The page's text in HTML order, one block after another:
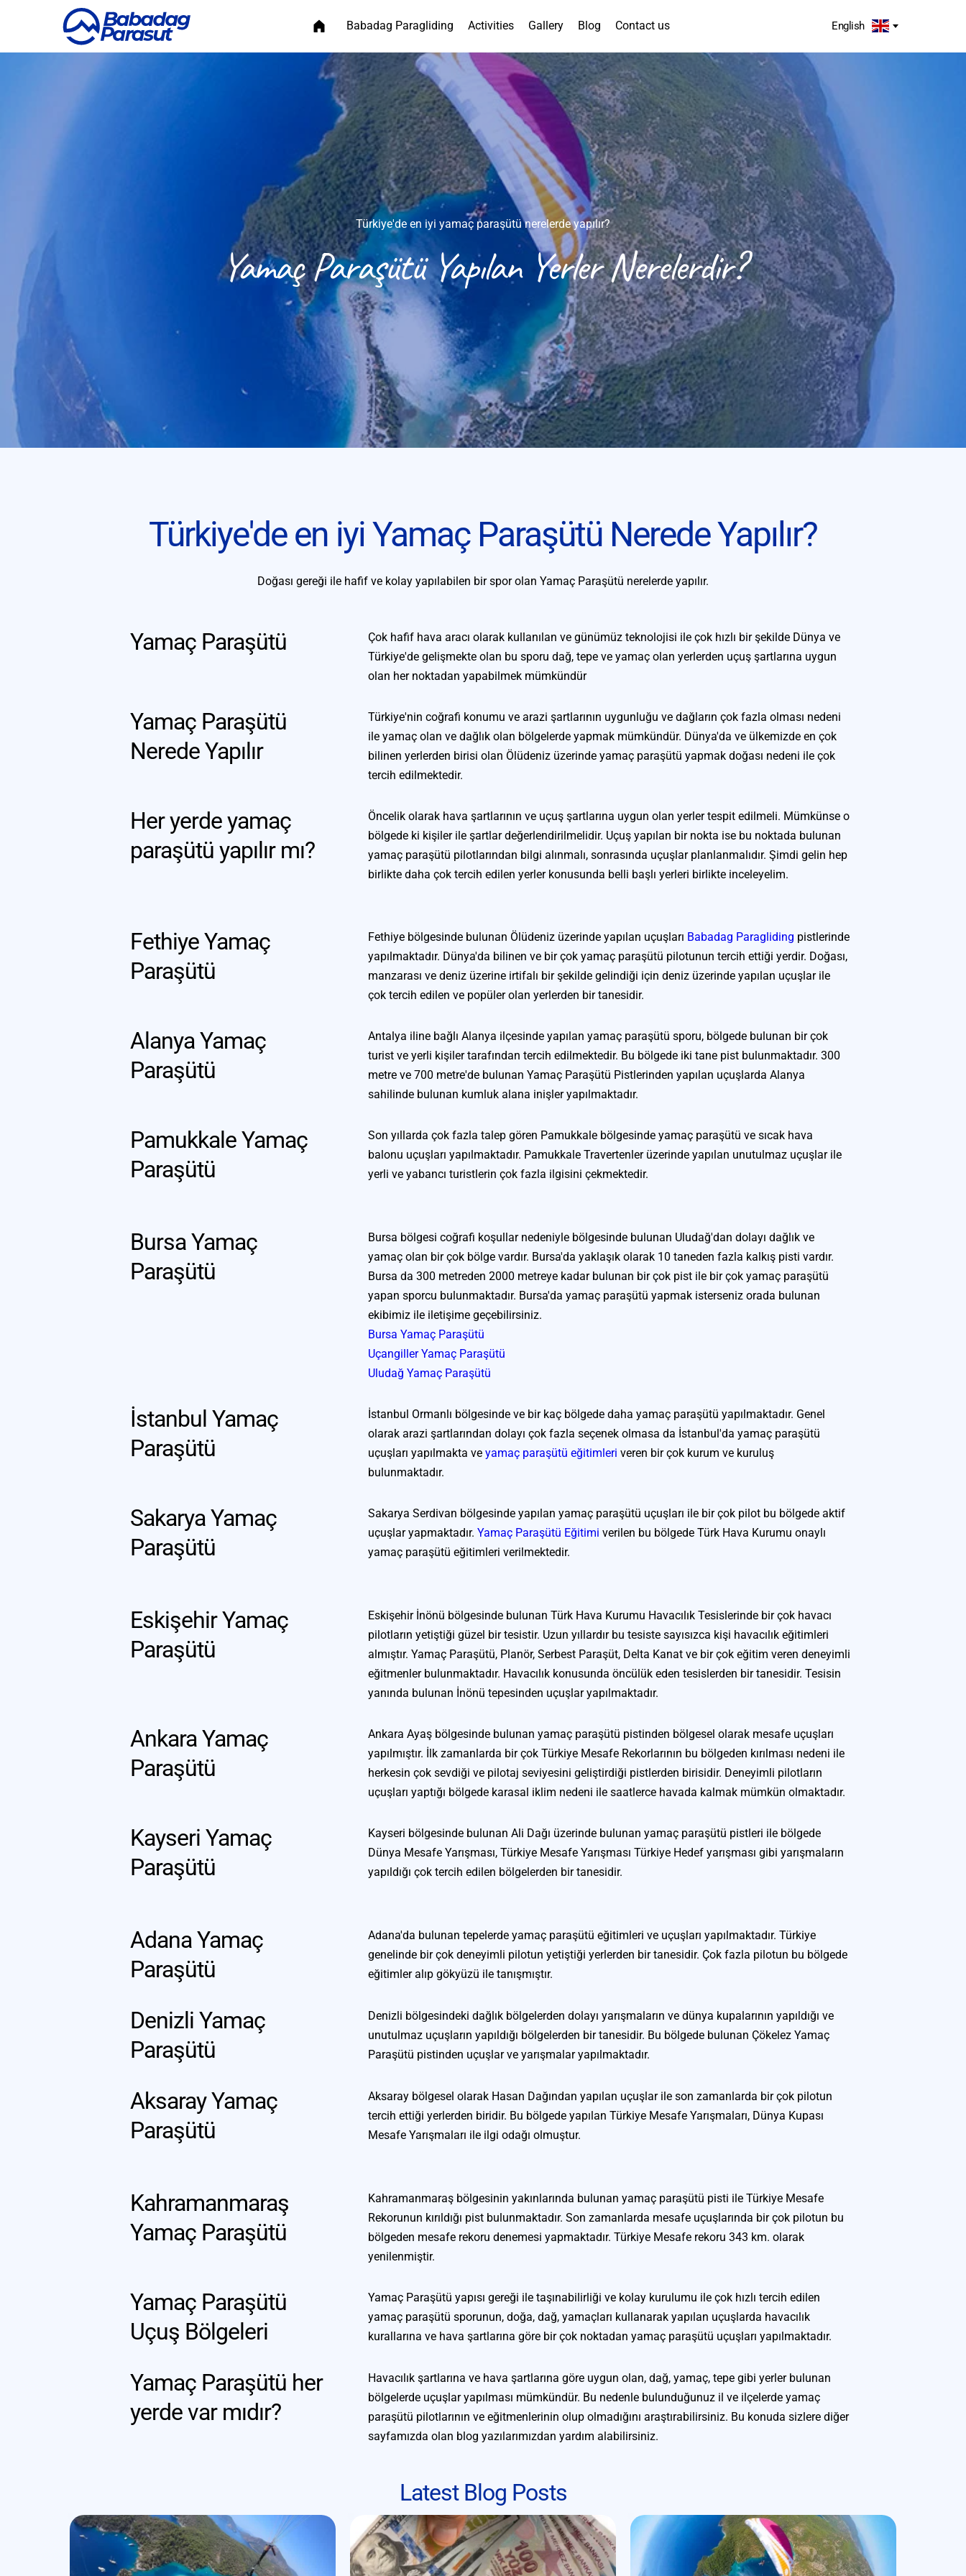
Babadag Paragliding Activities Gallery Blog Contact us English
Türkiye'de en iyi yamaç paraşütü nerelerde yapılır?
Yamaç Paraşütü Yapılan Yerler Nerelerdir?
Türkiye'de en iyi Yamaç Paraşütü Nerede Yapılır?
Doğası gereği ile hafif ve kolay yapılabilen bir spor olan Yamaç Paraşütü nerelerde yapılır.
Yamaç Paraşütü
Çok hafif hava aracı olarak kullanılan ve günümüz teknolojisi ile çok hızlı bir şekilde Dünya ve
Türkiye'de gelişmekte olan bu sporu dağ, tepe ve yamaç olan yerlerden uçuş şartlarına uygun
olan her noktadan yapabilmek mümkündür
Yamaç Paraşütü
Nerede Yapılır
Türkiye'nin coğrafi konumu ve arazi şartlarının uygunluğu ve dağların çok fazla olması nedeni
ile yamaç olan ve dağlık olan bölgelerde yapmak mümkündür. Dünya'da ve ülkemizde en çok
bilinen yerlerden birisi olan Ölüdeniz üzerinde yamaç paraşütü yapmak doğası nedeni ile çok
tercih edilmektedir.
Her yerde yamaç
paraşütü yapılır mı?
Öncelik olarak hava şartlarının ve uçuş şartlarına uygun olan yerler tespit edilmeli. Mümkünse o
bölgede ki kişiler ile şartlar değerlendirilmelidir. Uçuş yapılan bir nokta ise bu noktada bulunan
yamaç paraşütü pilotlarından bilgi alınmalı, sonrasında uçuşlar planlanmalıdır. Şimdi gelin hep
birlikte daha çok tercih edilen yerler konusunda belli başlı yerleri birlikte inceleyelim.
Fethiye Yamaç
Paraşütü
Fethiye bölgesinde bulunan Ölüdeniz üzerinde yapılan uçuşları Babadag Paragliding pistlerinde
yapılmaktadır. Dünya'da bilinen ve bir çok yamaç paraşütü pilotunun tercih ettiği yerdir. Doğası,
manzarası ve deniz üzerine irtifalı bir şekilde gelindiği için deniz üzerinde yapılan uçuşlar ile
çok tercih edilen ve popüler olan yerlerden bir tanesidir.
Alanya Yamaç
Paraşütü
Antalya iline bağlı Alanya ilçesinde yapılan yamaç paraşütü sporu, bölgede bulunan bir çok
turist ve yerli kişiler tarafından tercih edilmektedir. Bu bölgede iki tane pist bulunmaktadır. 300
metre ve 700 metre'de bulunan Yamaç Paraşütü Pistlerinden yapılan uçuşlarda Alanya
sahilinde bulunan kumluk alana inişler yapılmaktadır.
Pamukkale Yamaç
Paraşütü
Son yıllarda çok fazla talep gören Pamukkale bölgesinde yamaç paraşütü ve sıcak hava
balonu uçuşları yapılmaktadır. Pamukkale Travertenler üzerinde yapılan unutulmaz uçuşlar ile
yerli ve yabancı turistlerin çok fazla ilgisini çekmektedir.
Bursa Yamaç
Paraşütü
Bursa bölgesi coğrafi koşullar nedeniyle bölgesinde bulunan Uludağ'dan dolayı dağlık ve
yamaç olan bir çok bölge vardır. Bursa'da yaklaşık olarak 10 taneden fazla kalkış pisti vardır.
Bursa da 300 metreden 2000 metreye kadar bulunan bir çok pist ile bir çok yamaç paraşütü
yapan sporcu bulunmaktadır. Bursa'da yamaç paraşütü yapmak isterseniz orada bulunan
ekibimiz ile iletişime geçebilirsiniz.
Bursa Yamaç Paraşütü
Uçangiller Yamaç Paraşütü
Uludağ Yamaç Paraşütü
İstanbul Yamaç
Paraşütü
İstanbul Ormanlı bölgesinde ve bir kaç bölgede daha yamaç paraşütü yapılmaktadır. Genel
olarak arazi şartlarından dolayı çok fazla seçenek olmasa da İstanbul'da yamaç paraşütü
uçuşları yapılmakta ve yamaç paraşütü eğitimleri veren bir çok kurum ve kuruluş
bulunmaktadır.
Sakarya Yamaç
Paraşütü
Sakarya Serdivan bölgesinde yapılan yamaç paraşütü uçuşları ile bir çok pilot bu bölgede aktif
uçuşlar yapmaktadır. Yamaç Paraşütü Eğitimi verilen bu bölgede Türk Hava Kurumu onaylı
yamaç paraşütü eğitimleri verilmektedir.
Eskişehir Yamaç
Paraşütü
Eskişehir İnönü bölgesinde bulunan Türk Hava Kurumu Havacılık Tesislerinde bir çok havacı
pilotların yetiştiği güzel bir tesistir. Uzun yıllardır bu tesiste sayısızca kişi havacılık eğitimleri
almıştır. Yamaç Paraşütü, Planör, Serbest Paraşüt, Delta Kanat ve bir çok eğitim veren deneyimli
eğitmenler bulunmaktadır. Havacılık konusunda öncülük eden tesislerden bir tanesidir. Tesisin
yanında bulunan İnönü tepesinden uçuşlar yapılmaktadır.
Ankara Yamaç
Paraşütü
Ankara Ayaş bölgesinde bulunan yamaç paraşütü pistinden bölgesel olarak mesafe uçuşları
yapılmıştır. İlk zamanlarda bir çok Türkiye Mesafe Rekorlarının bu bölgeden kırılması nedeni ile
herkesin çok sevdiği ve pilotaj seviyesini geliştirdiği pistlerden birisidir. Deneyimli pilotların
uçuşları yaptığı bölgede karasal iklim nedeni ile saatlerce havada kalmak mümkün olmaktadır.
Kayseri Yamaç
Paraşütü
Kayseri bölgesinde bulunan Ali Dağı üzerinde bulunan yamaç paraşütü pistleri ile bölgede
Dünya Mesafe Yarışması, Türkiye Mesafe Yarışması Türkiye Hedef yarışması gibi yarışmaların
yapıldığı çok tercih edilen bölgelerden bir tanesidir.
Adana Yamaç
Paraşütü
Adana'da bulunan tepelerde yamaç paraşütü eğitimleri ve uçuşları yapılmaktadır. Türkiye
genelinde bir çok deneyimli pilotun yetiştiği yerlerden bir tanesidir. Çok fazla pilotun bu bölgede
eğitimler alıp gökyüzü ile tanışmıştır.
Denizli Yamaç
Paraşütü
Denizli bölgesindeki dağlık bölgelerden dolayı yarışmaların ve dünya kupalarının yapıldığı ve
unutulmaz uçuşların yapıldığı bölgelerden bir tanesidir. Bu bölgede bulunan Çökelez Yamaç
Paraşütü pistinden uçuşlar ve yarışmalar yapılmaktadır.
Aksaray Yamaç
Paraşütü
Aksaray bölgesel olarak Hasan Dağından yapılan uçuşlar ile son zamanlarda bir çok pilotun
tercih ettiği yerlerden biridir. Bu bölgede yapılan Türkiye Mesafe Yarışmaları, Dünya Kupası
Mesafe Yarışmaları ile ilgi odağı olmuştur.
Kahramanmaraş
Yamaç Paraşütü
Kahramanmaraş bölgesinin yakınlarında bulunan yamaç paraşütü pisti ile Türkiye Mesafe
Rekorunun kırıldığı pist bulunmaktadır. Son zamanlarda mesafe uçuşlarında bir çok pilotun bu
bölgeden mesafe rekoru denemesi yapmaktadır. Türkiye Mesafe rekoru 343 km. olarak
yenilenmiştir.
Yamaç Paraşütü
Uçuş Bölgeleri
Yamaç Paraşütü yapısı gereği ile taşınabilirliği ve kolay kurulumu ile çok hızlı tercih edilen
yamaç paraşütü sporunun, doğa, dağ, yamaçları kullanarak yapılan uçuşlarda havacılık
kurallarına ve hava şartlarına göre bir çok noktadan yamaç paraşütü uçuşları yapılmaktadır.
Yamaç Paraşütü her
yerde var mıdır?
Havacılık şartlarına ve hava şartlarına göre uygun olan, dağ, yamaç, tepe gibi yerler bulunan
bölgelerde uçuşlar yapılması mümkündür. Bu nedenle bulunduğunuz il ve ilçelerde yamaç
paraşütü pilotlarının ve eğitmenlerinin olup olmadığını araştırabilirsiniz. Bu konuda sizlere diğer
sayfamızda olan blog yazılarımızdan yardım alabilirsiniz.
Latest Blog Posts